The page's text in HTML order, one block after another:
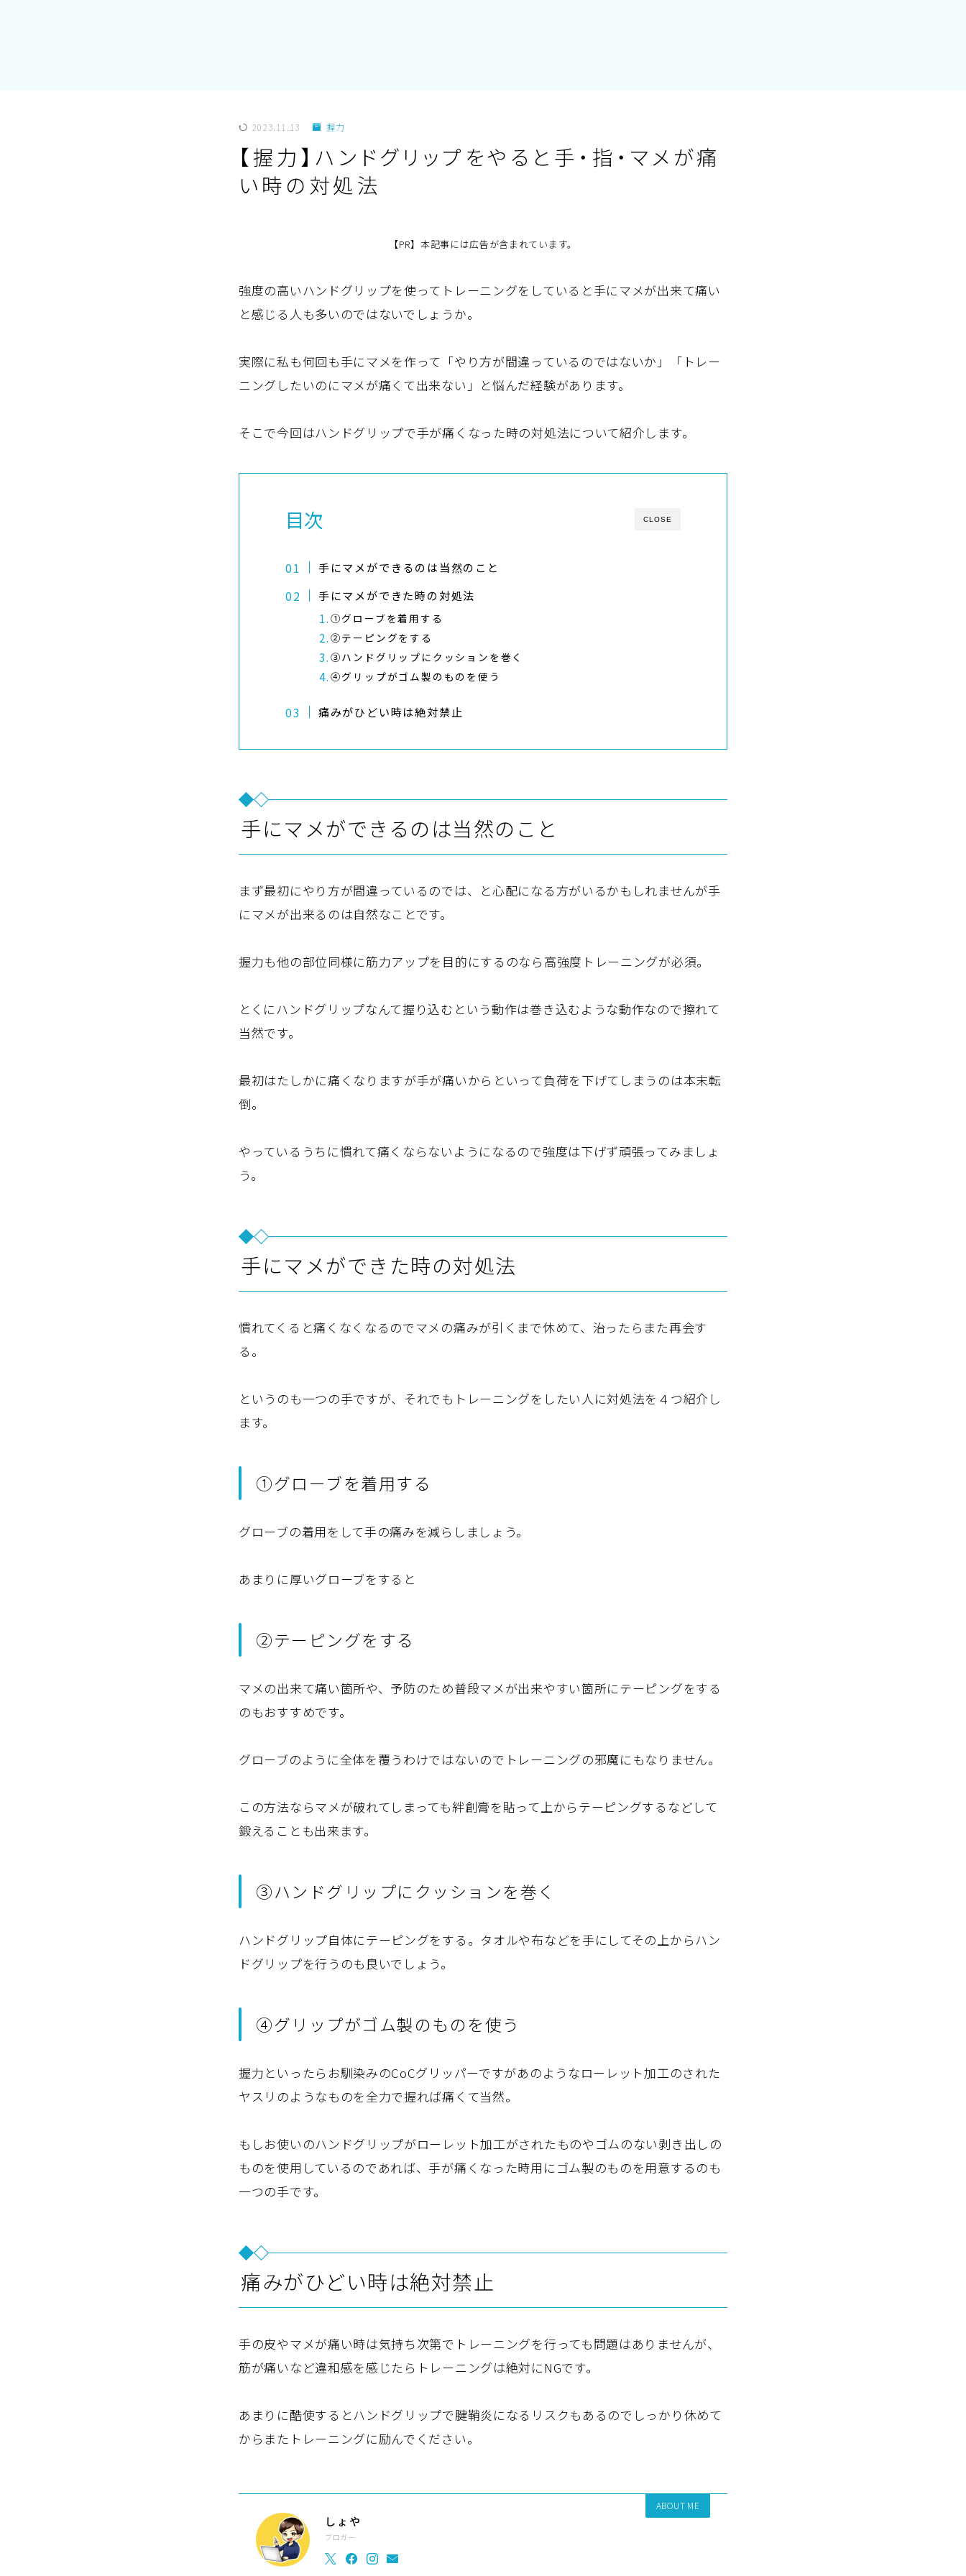
2023.11.13 握力
【握力】ハンドグリップをやると手・指・マメが痛
い時の対処法
【PR】本記事には広告が含まれています。
強度の高いハンドグリップを使ってトレーニングをしていると手にマメが出来て痛い
と感じる人も多いのではないでしょうか。
実際に私も何回も手にマメを作って「やり方が間違っているのではないか」「トレー
ニングしたいのにマメが痛くて出来ない」と悩んだ経験があります。
そこで今回はハンドグリップで手が痛くなった時の対処法について紹介します。
CLOSE
目次
手にマメができるのは当然のこと
手にマメができた時の対処法
①グローブを着用する
②テーピングをする
③ハンドグリップにクッションを巻く
④グリップがゴム製のものを使う
痛みがひどい時は絶対禁止
手にマメができるのは当然のこと
まず最初にやり方が間違っているのでは、と心配になる方がいるかもしれませんが手
にマメが出来るのは自然なことです。
握力も他の部位同様に筋力アップを目的にするのなら高強度トレーニングが必須。
とくにハンドグリップなんて握り込むという動作は巻き込むような動作なので擦れて
当然です。
最初はたしかに痛くなりますが手が痛いからといって負荷を下げてしまうのは本末転
倒。
やっているうちに慣れて痛くならないようになるので強度は下げず頑張ってみましょ
う。
手にマメができた時の対処法
慣れてくると痛くなくなるのでマメの痛みが引くまで休めて、治ったらまた再会す
る。
というのも一つの手ですが、それでもトレーニングをしたい人に対処法を４つ紹介し
ます。
①グローブを着用する
グローブの着用をして手の痛みを減らしましょう。
あまりに厚いグローブをすると
②テーピングをする
マメの出来て痛い箇所や、予防のため普段マメが出来やすい箇所にテーピングをする
のもおすすめです。
グローブのように全体を覆うわけではないのでトレーニングの邪魔にもなりません。
この方法ならマメが破れてしまっても絆創膏を貼って上からテーピングするなどして
鍛えることも出来ます。
③ハンドグリップにクッションを巻く
ハンドグリップ自体にテーピングをする。タオルや布などを手にしてその上からハン
ドグリップを行うのも良いでしょう。
④グリップがゴム製のものを使う
握力といったらお馴染みのCoCグリッパーですがあのようなローレット加工のされた
ヤスリのようなものを全力で握れば痛くて当然。
もしお使いのハンドグリップがローレット加工がされたものやゴムのない剥き出しの
ものを使用しているのであれば、手が痛くなった時用にゴム製のものを用意するのも
一つの手です。
痛みがひどい時は絶対禁止
手の皮やマメが痛い時は気持ち次第でトレーニングを行っても問題はありませんが、
筋が痛いなど違和感を感じたらトレーニングは絶対にNGです。
あまりに酷使するとハンドグリップで腱鞘炎になるリスクもあるのでしっかり休めて
からまたトレーニングに励んでください。
ABOUT ME
しょや
ブロガー